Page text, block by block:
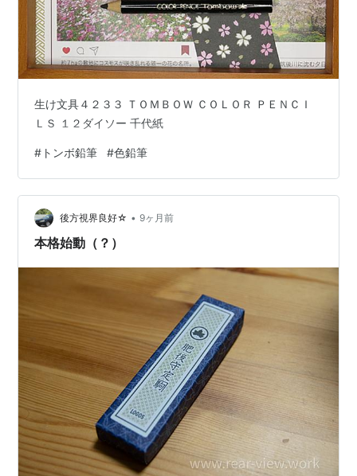
生け文具４２３３ ＴＯＭＢＯＷ ＣＯＬＯＲ ＰＥＮＣＩ
ＬＳ １２ダイソー 千代紙
# トンボ鉛筆 #色鉛筆
後方視界良好☆ • 9ヶ月前
本格始動（？）